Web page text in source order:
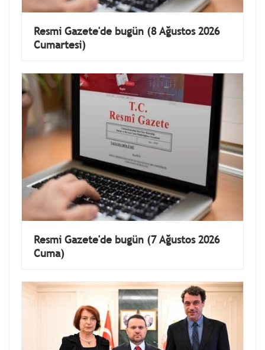
Resmi Gazete'de bugün (8 Ağustos 2026
Cumartesi)
Resmi Gazete'de bugün (7 Ağustos 2026
Cuma)